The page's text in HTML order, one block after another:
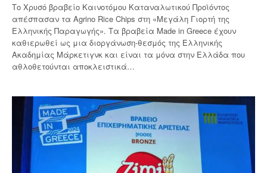
Το Χρυσό βραβείο Καινοτόμου Καταναλωτικού Προϊόντος
απέσπασαν τα Agrino Rice Chips στη «Μεγάλη Γιορτή της
Ελληνικής Παραγωγής». Τα βραβεία Made in Greece έχουν
καθιερωθεί ως μια διοργάνωση-θεσμός της Ελληνικής
Ακαδημίας Μάρκετιγνκ και είναι τα μόνα στην Ελλάδα που
αθλοθετούνται αποκλειστικά…